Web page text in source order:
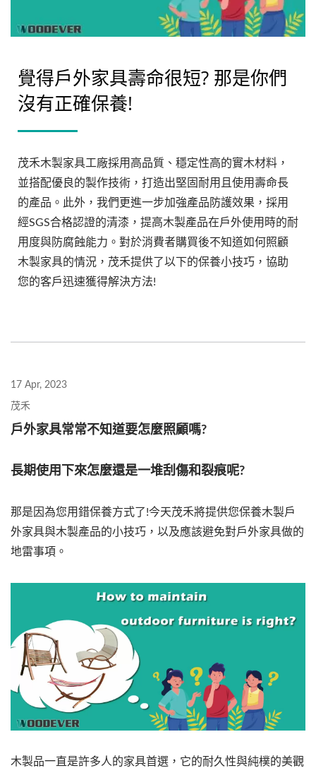
覺得戶外家具壽命很短? 那是你們
沒有正確保養!
茂禾木製家具工廠採用高品質、穩定性高的實木材料，
並搭配優良的製作技術，打造出堅固耐用且使用壽命長
的產品。此外，我們更進一步加強產品防護效果，採用
經SGS合格認證的清漆，提高木製產品在戶外使用時的耐
用度與防腐蝕能力。對於消費者購買後不知道如何照顧
木製家具的情況，茂禾提供了以下的保養小技巧，協助
您的客戶迅速獲得解決方法!
17 Apr, 2023
茂禾
戶外家具常常不知道要怎麼照顧嗎?
長期使用下來怎麼還是一堆刮傷和裂痕呢?
那是因為您用錯保養方式了!今天茂禾將提供您保養木製戶
外家具與木製產品的小技巧，以及應該避免對戶外家具做的
地雷事項。
木製品一直是許多人的家具首選，它的耐久性與純樸的美觀